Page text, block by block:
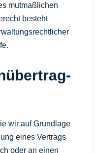
mutmaßlichen
besteht
wir auf Grundlage
eines Vertrags
oder an einen